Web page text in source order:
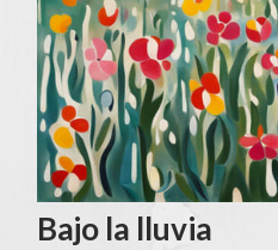
Bajo la lluvia